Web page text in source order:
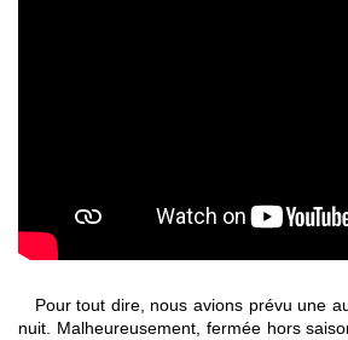
Pour tout dire, nous avions prévu une
nuit. Malheureusement, fermée hors